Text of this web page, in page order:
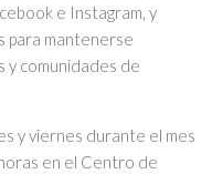
e Instagram, y
para mantenerse
y comunidades de
y viernes durante el mes
en el Centro de